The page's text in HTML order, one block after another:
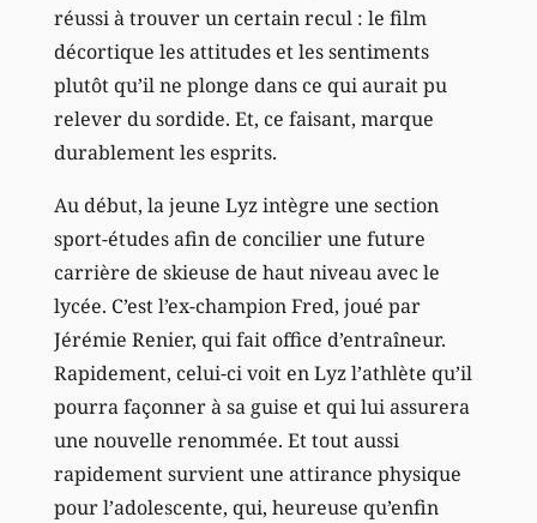
réussi à trouver un certain recul : le film
décortique les attitudes et les sentiments
plutôt qu’il ne plonge dans ce qui aurait pu
relever du sordide. Et, ce faisant, marque
durablement les esprits.
Au début, la jeune Lyz intègre une section
sport-études afin de concilier une future
carrière de skieuse de haut niveau avec le
lycée. C’est l’ex-champion Fred, joué par
Jérémie Renier, qui fait office d’entraîneur.
Rapidement, celui-ci voit en Lyz l’athlète qu’il
pourra façonner à sa guise et qui lui assurera
une nouvelle renommée. Et tout aussi
rapidement survient une attirance physique
pour l’adolescente, qui, heureuse qu’enfin